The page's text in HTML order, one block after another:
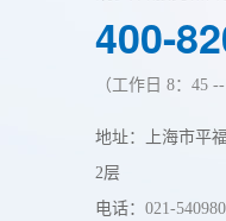
400-
（工作日 8：45 --
地址：上海市平
2层
电话： 021-